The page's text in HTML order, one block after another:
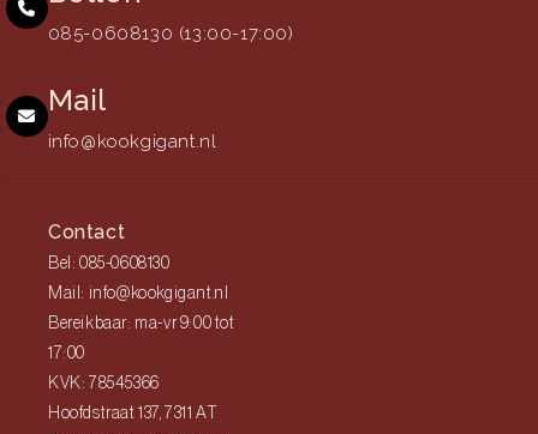
085-0608130 (13:00-17:00)
Mail
info@kookgigant.nl
Contact
Bel: 085-0608130
Mail: info@kookgigant.nl
Bereikbaar: ma-vr 9:00 tot
17:00
KVK: 78545366
Hoofdstraat 137, 7311 AT